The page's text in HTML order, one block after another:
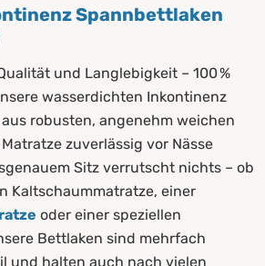
Spannbettlaken
und Langlebigkeit – 100 %
wasserdichten Inkontinenz
robusten, angenehm weichen
zuverlässig vor Nässe
Sitz verrutscht nichts – ob
Kaltschaummatratze, einer
oder einer speziellen
Bettlaken sind mehrfach
und halten auch nach vielen